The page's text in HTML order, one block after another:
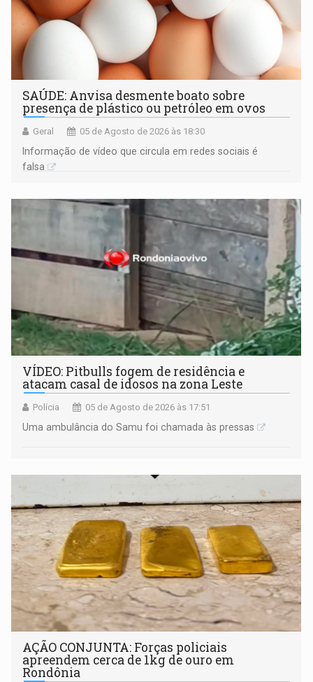
SAÚDE: Anvisa desmente boato sobre
presença de plástico ou petróleo em ovos
Geral 05 de Agosto de 2026 às 18:30
Informação de vídeo que circula em redes sociais é
falsa
VÍDEO: Pitbulls fogem de residência e
atacam casal de idosos na zona Leste
Polícia 05 de Agosto de 2026 às 17:51
Uma ambulância do Samu foi chamada às pressas
AÇÃO CONJUNTA: Forças policiais
apreendem cerca de 1kg de ouro em
Rondônia